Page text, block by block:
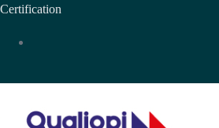
Certification